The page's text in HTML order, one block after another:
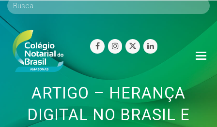
facebookinstagram
twitterlinkedin
ARTIGO – HERANÇA
DIGITAL NO BRASIL E